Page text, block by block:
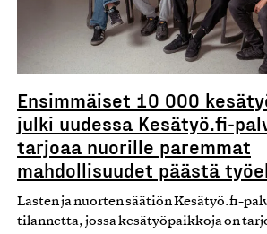
Ensimmäiset 10 000
julki uudessa Kesätyö.fi-
tarjoaa nuorille paremmat
mahdollisuudet päästä
Lasten ja nuorten säätiön Kesätyö.fi-
tilannetta, jossa kesätyöpaikkoja on